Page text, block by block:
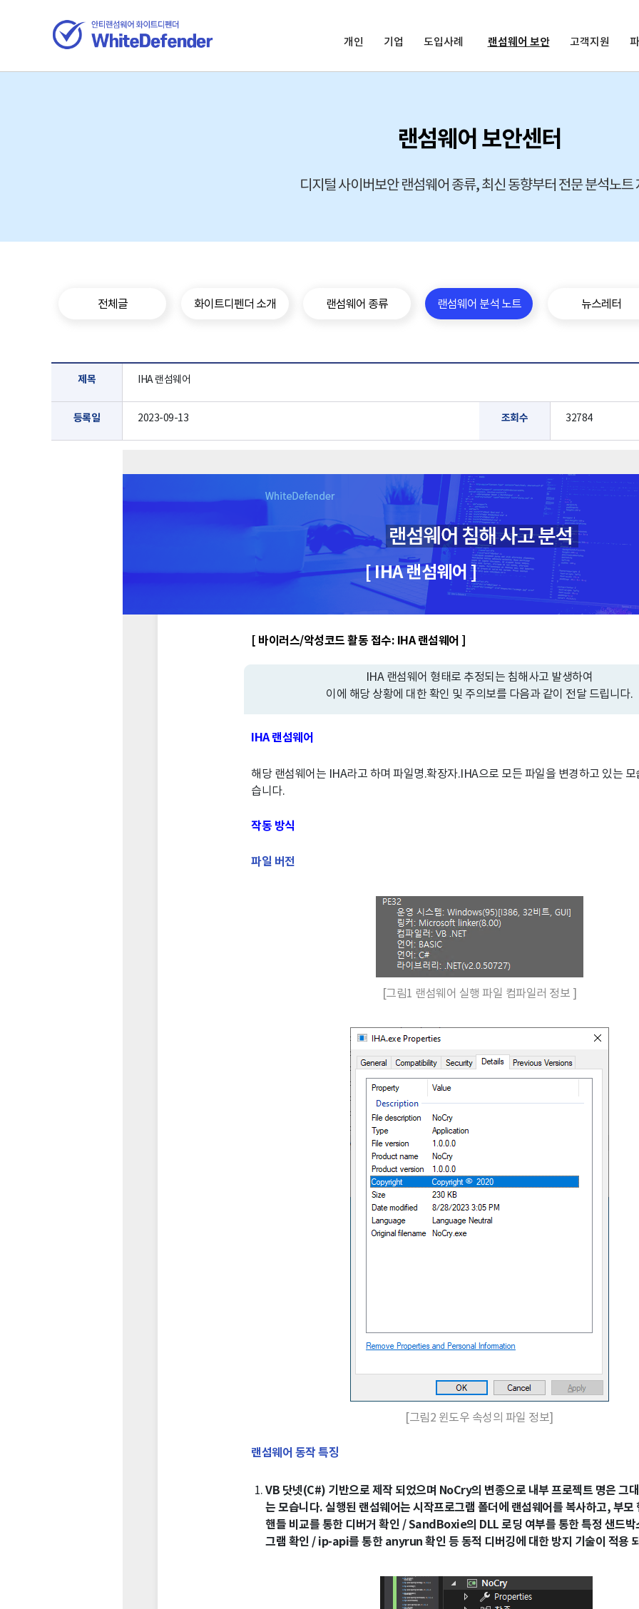
개인 기업 도입사례 랜섬웨어 보안 고객지원
랜섬웨어 보안센터
디지털 사이버보안 랜섬웨어 종류, 최신 동향부터 전문 분석노트
전체글 화이트디펜더 소개 랜섬웨어 종류 랜섬웨어 분석 노트 뉴스레터
제목 IHA 랜섬웨어
등록일 2023-09-13 조회수 32784
[ IHA 랜섬웨어 ]
[ 바이러스/악성코드 활동 접수: IHA 랜섬웨어 ]
IHA 랜섬웨어 형태로 추정되는 침해사고 발생하여
이에 해당 상황에 대한 확인 및 주의보를 다음과 같이 전달 드립니다.
IHA 랜섬웨어
해당 랜섬웨어는 IHA라고 하며 파일명.확장자.IHA으로 모든 파일을 변경하고 있는
습니다.
작동 방식
파일 버전
[그림1 랜섬웨어 실행 파일 컴파일러 정보 ]
[그림2 윈도우 속성의 파일 정보]
랜섬웨어 동작 특징
VB 닷넷(C#) 기반으로 제작 되었으며 NoCry의 변종으로 내부 프로젝트 명은 그
는 모습니다. 실행된 랜섬웨어는 시작프로그램 폴더에 랜섬웨어를 복사하고, 부모
핸들 비교를 통한 디버거 확인 / SandBoxie의 DLL 로딩 여부를 통한 특정 샌드박
그램 확인 / ip-api를 통한 anyrun 확인 등 동적 디버깅에 대한 방지 기술이 적용